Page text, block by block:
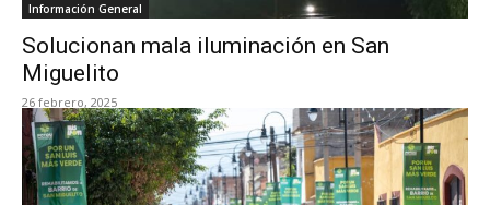
Información General
Solucionan mala iluminación en San
Miguelito
26 febrero, 2025